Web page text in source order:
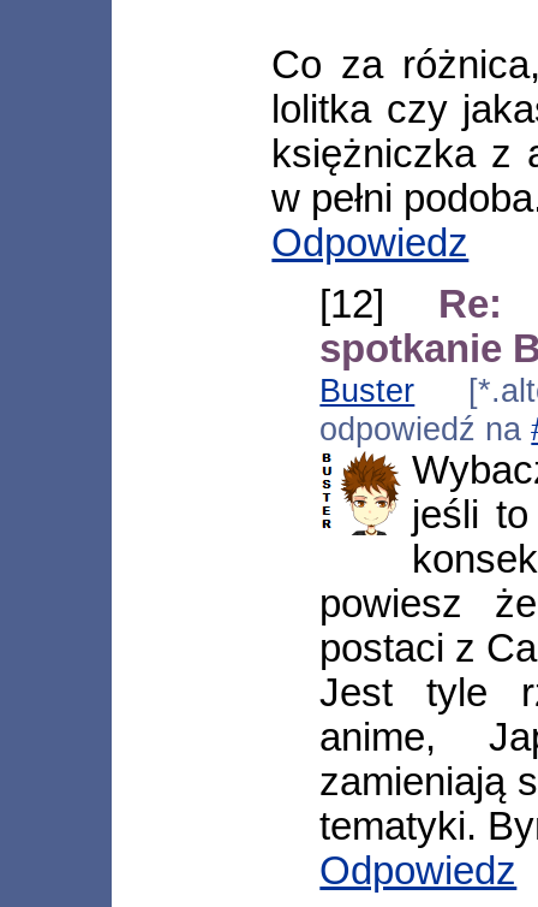
Co za
lolitka czy
księżniczka z
w pełni
Odpowiedz
[12] Re:
spotkanie
Buster
odpowiedź na
jeśli
powiesz
postaci z
Jest tyle
anime,
zamieniają
tematyki.
Odpowiedz